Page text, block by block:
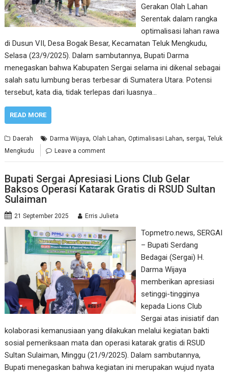
Gerakan Olah Lahan
Serentak dalam rangka
optimalisasi lahan rawa
di Dusun VII, Desa Bogak Besar, Kecamatan Teluk Mengkudu,
Selasa (23/9/2025). Dalam sambutannya, Bupati Darma
menegaskan bahwa Kabupaten Sergai selama ini dikenal sebagai
salah satu lumbung beras terbesar di Sumatera Utara. Potensi
tersebut, kata dia, tidak terlepas dari luasnya…
READ MORE
Daerah Darma Wijaya,Olah Lahan,Optimalisasi Lahan, sergai,Teluk
Mengkudu
Leave a comment
Bupati Sergai Apresiasi Lions Club Gelar
Baksos Operasi Katarak Gratis di RSUD Sultan
Sulaiman
21 September 2025 Erris Julieta
Topmetro.news, SERGAI
– Bupati Serdang
Bedagai (Sergai) H.
Darma Wijaya
memberikan apresiasi
setinggi-tingginya
kepada Lions Club
Sergai atas inisiatif dan
kolaborasi kemanusiaan yang dilakukan melalui kegiatan bakti
sosial pemeriksaan mata dan operasi katarak gratis di RSUD
Sultan Sulaiman, Minggu (21/9/2025). Dalam sambutannya,
Bupati menegaskan bahwa kegiatan ini merupakan wujud nyata